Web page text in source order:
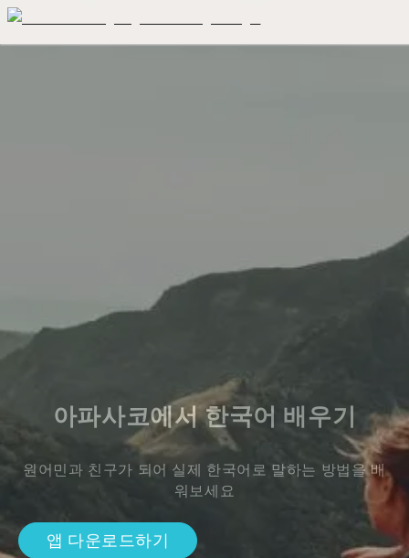
아파사코에서 한국어 배우기
원어민과 친구가 되어 실제 한국어로 말하는 방법을 배
워보세요
앱 다운로드하기